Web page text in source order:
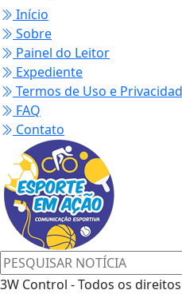
Início
Sobre
Painel do Leitor
Expediente
Termos de Uso e
FAQ
Contato
3W Control - Todos os